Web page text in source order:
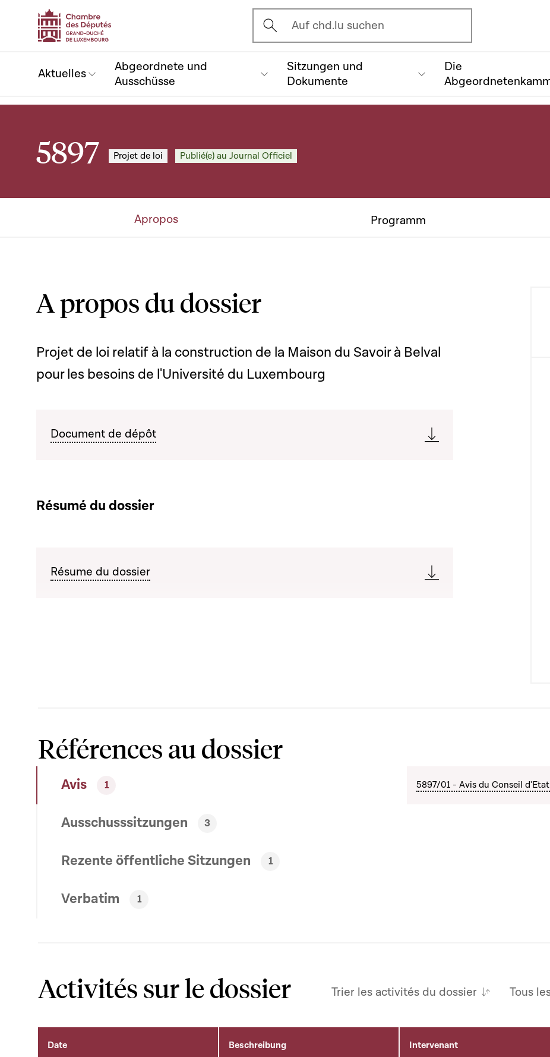
Ouvrir l'écran de recherche
Auf chd.lu suchen
Aktuelles
Abgeordnete und
Ausschüsse
Sitzungen und
Dokumente
Die
5897 Projet de loi Publié(e) au Journal Officiel
Apropos Programm
A propos du dossier
Projet de loi relatif à la construction de la Maison du Savoir à Belval
pour les besoins de l'Université du Luxembourg
Document de dépôt
Résumé du dossier
Résume du dossier
Références au dossier
Avis 1
Ausschusssitzungen 3
Rezente öffentliche Sitzungen 1
Verbatim 1
5897/01 - Avis du Conseil d'Etat
Activités sur le dossier Trier les activités du dossier Tous
Date Beschreibung Intervenant